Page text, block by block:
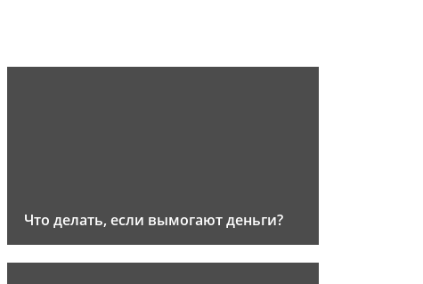
Что делать, если вымогают деньги?